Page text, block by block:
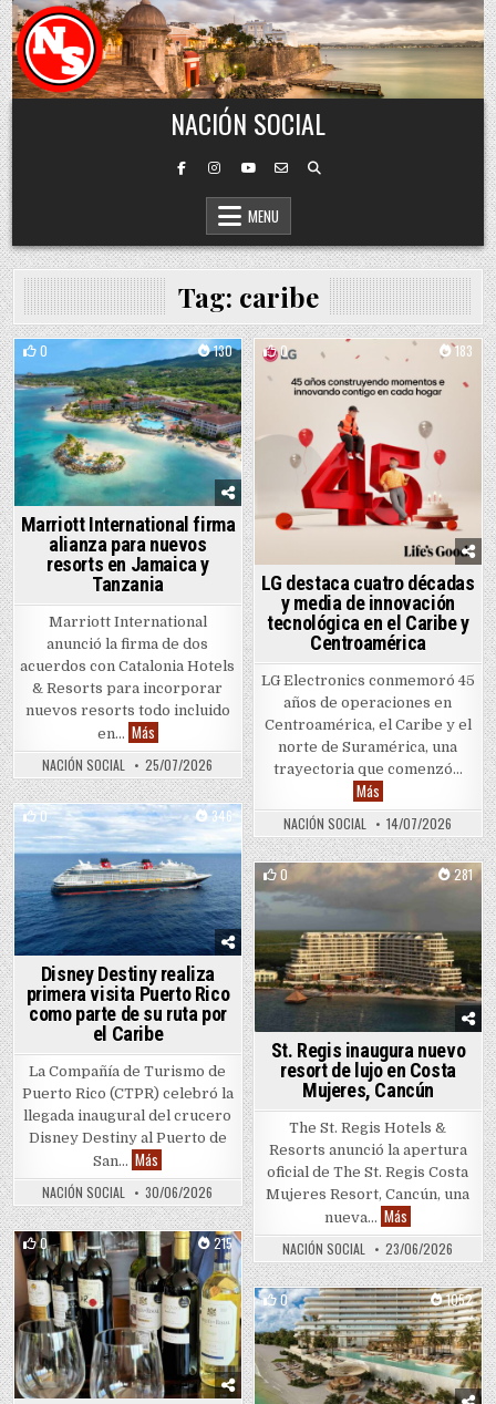
Skip to content
NACIÓN SOCIAL
MENU
Tag: caribe
0 130
Posted in
Marriott International firma
alianza para nuevos
resorts en Jamaica y
Tanzania
Marriott International
anunció la firma de dos
acuerdos con Catalonia Hotels
& Resorts para incorporar
nuevos resorts todo incluido
en… MásMarriott International firma alianza para nuevos resorts en
NACIÓN SOCIAL 25/07/2026
0 183
Posted in
LG destaca cuatro décadas
y media de innovación
tecnológica en el Caribe y
Centroamérica
LG Electronics conmemoró 45
años de operaciones en
Centroamérica, el Caribe y el
norte de Suramérica, una
trayectoria que comenzó…
MásLG destaca cuatro
NACIÓN SOCIAL 14/07/2026
0 346
Posted in
Disney Destiny realiza
primera visita Puerto Rico
como parte de su ruta por
el Caribe
La Compañía de Turismo de
Puerto Rico (CTPR) celebró la
llegada inaugural del crucero
Disney Destiny al Puerto de
San… Más Disney Destiny realiza primera visita Puerto Rico como
NACIÓN SOCIAL 30/06/2026
0 281
St. Regis inaugura nuevo
resort de lujo en Costa
Mujeres, Cancún
The St. Regis Hotels &
Resorts anunció la apertura
oficial de The St. Regis Costa
Mujeres Resort, Cancún, una
nueva… Más St. Regis
NACIÓN SOCIAL 23/06/2026
0 215
Posted in
0 1052
Posted in